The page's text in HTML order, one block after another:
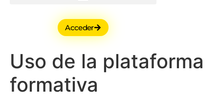
Acceder
Uso de la plataforma
formativa